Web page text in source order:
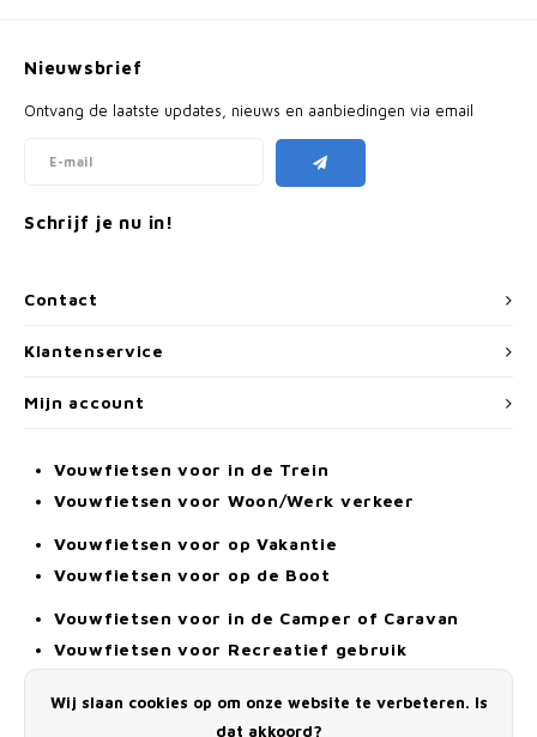
Contact
Nieuwsbrief
Ontvang de laatste updates, nieuws en aanbiedingen via email
Schrijf je nu in!
Klantenservice
Mijn account
Vouwfietsen voor in de Trein
Vouwfietsen voor Woon/Werk verkeer
Vouwfietsen voor op Vakantie
Vouwfietsen voor op de Boot
Vouwfietsen voor in de Camper of Caravan
Vouwfietsen voor Recreatief gebruik
Wij slaan cookies op om onze website te verbeteren. Is
dat akkoord?